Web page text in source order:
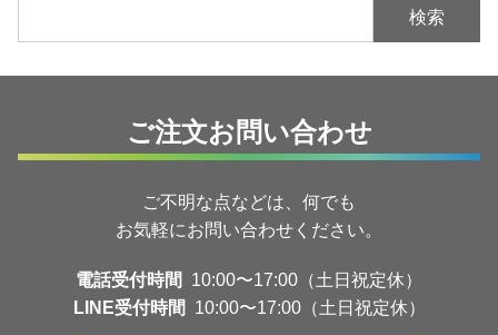
検索
ご注文お問い合わせ
ご不明な点などは、何でも
お気軽にお問い合わせください。
電話受付時間
10:00〜17:00（土日祝定休）
LINE受付時間
10:00〜17:00（土日祝定休）